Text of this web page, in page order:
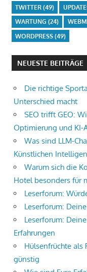
TWITTER(49)
WARTUNG (24)
WORDPRESS(49)
NEUESTE BEITRÄGE
Die richtige
Unterschied macht
SEO trifft GEO:
Optimierung und KI-
Was sind LLM-
Künstlichen
Warum sich die
Hotel besonders für
Leserforum:
Leserforum:
Leserforum:
Erfahrungen
Hülsenfrüchte als
günstig